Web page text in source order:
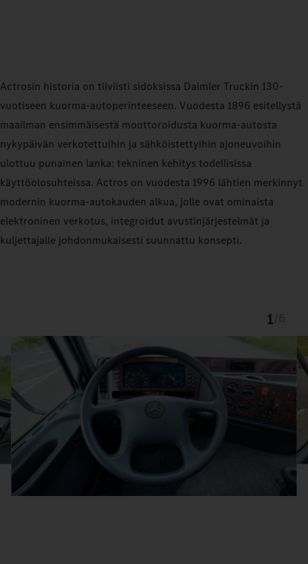
Actrosin historia on tiiviisti sidoksissa Daimler Truckin 130-
vuotiseen kuorma-autoperinteeseen. Vuodesta 1896 esitellystä
maailman ensimmäisestä moottoroidusta kuorma-autosta
nykypäivän verkotettuihin ja sähköistettyihin ajoneuvoihin
ulottuu punainen lanka: tekninen kehitys todellisissa
käyttöolosuhteissa. Actros on vuodesta 1996 lähtien merkinnyt
modernin kuorma-autokauden alkua, jolle ovat ominaista
elektroninen verkotus, integroidut avustinjärjestelmät ja
kuljettajalle johdonmukaisesti suunnattu konsepti.
1